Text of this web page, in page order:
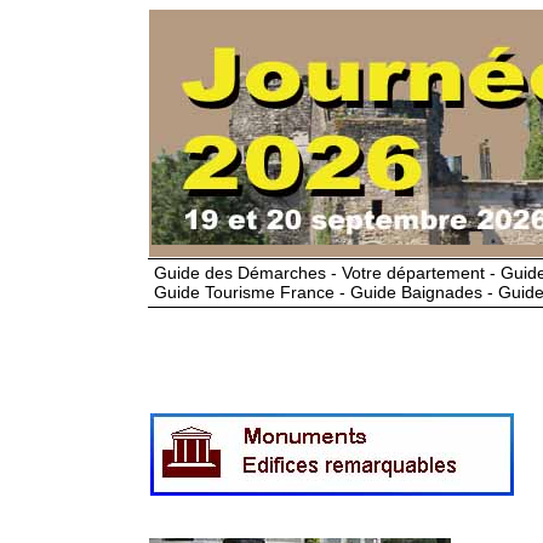
Guide des Démarches - Votre département -
Guide Tourisme France - Guide Baignades -